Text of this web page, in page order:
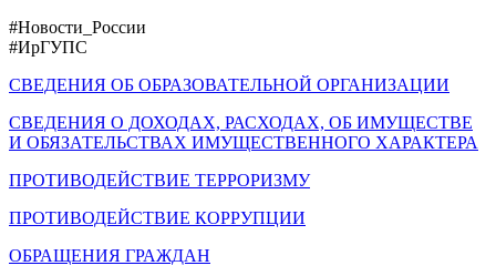
#Новости_России
#ИрГУПС
СВЕДЕНИЯ ОБ ОБРАЗОВАТЕЛЬНОЙ ОРГАНИЗАЦИИ
СВЕДЕНИЯ О ДОХОДАХ, РАСХОДАХ, ОБ ИМУЩЕСТВЕ
И ОБЯЗАТЕЛЬСТВАХ ИМУЩЕСТВЕННОГО ХАРАКТЕРА
ПРОТИВОДЕЙСТВИЕ ТЕРРОРИЗМУ
ПРОТИВОДЕЙСТВИЕ КОРРУПЦИИ
ОБРАЩЕНИЯ ГРАЖДАН